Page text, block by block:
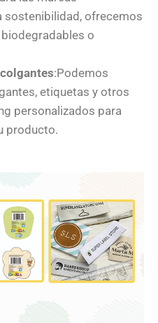
ofrecemos
o
:Podemos
etiquetas y otros
personalizados para
producto.